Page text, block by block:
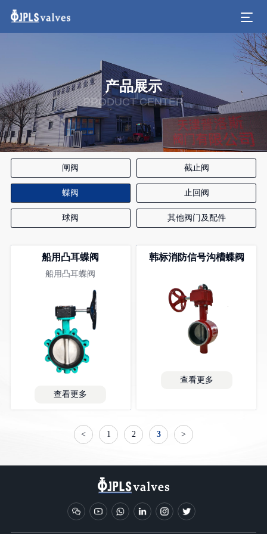
产品展示
PRODUCT CENTER
闸阀 截止阀
蝶阀 止回阀
球阀 其他阀门及配件
船用凸耳蝶阀
船用凸耳蝶阀
查看更多
韩标消防信号沟槽蝶阀
查看更多
< 1 2 3 >